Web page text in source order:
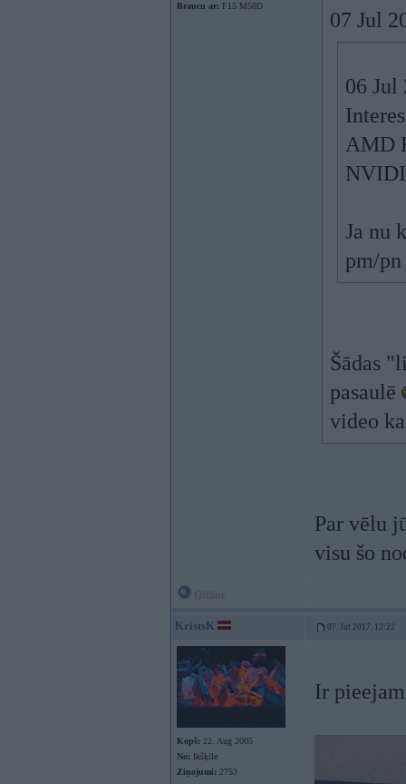
Braucu ar: F15 M50D
07 Jul
06 Jul
AMD
Ja nu
pm/pn
Šādas
pasaulē
video
Par vēlu
visu šo
KristsK 07. Jul 2017, 12:22
Kopš: 22. Aug 2005
No: Ikšķile
Ziņojumi: 2753
Ir